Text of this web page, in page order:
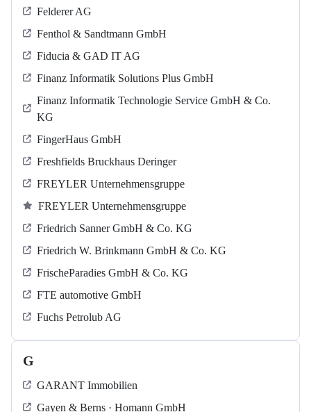
Felderer AG
Fenthol & Sandtmann GmbH
Fiducia & GAD IT AG
Finanz Informatik Solutions Plus GmbH
Finanz Informatik Technologie Service GmbH & Co.
KG
FingerHaus GmbH
Freshfields Bruckhaus Deringer
FREYLER Unternehmensgruppe
FREYLER Unternehmensgruppe
Friedrich Sanner GmbH & Co. KG
Friedrich W. Brinkmann GmbH & Co. KG
FrischeParadies GmbH & Co. KG
FTE automotive GmbH
Fuchs Petrolub AG
G
GARANT Immobilien
Gayen & Berns · Homann GmbH